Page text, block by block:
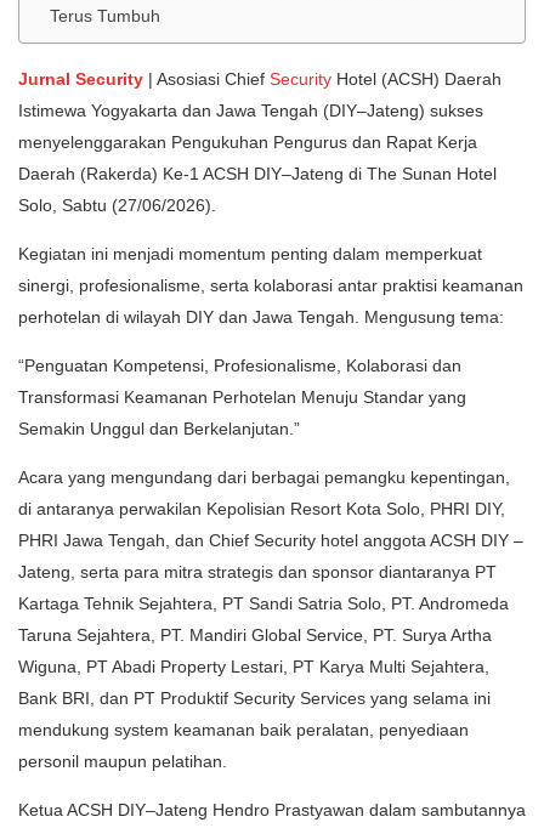
Terus Tumbuh
Jurnal Security | Asosiasi Chief Security Hotel (ACSH) Daerah
Istimewa Yogyakarta dan Jawa Tengah (DIY–Jateng) sukses
menyelenggarakan Pengukuhan Pengurus dan Rapat Kerja
Daerah (Rakerda) Ke-1 ACSH DIY–Jateng di The Sunan Hotel
Solo, Sabtu (27/06/2026).
Kegiatan ini menjadi momentum penting dalam memperkuat
sinergi, profesionalisme, serta kolaborasi antar praktisi keamanan
perhotelan di wilayah DIY dan Jawa Tengah. Mengusung tema:
“Penguatan Kompetensi, Profesionalisme, Kolaborasi dan
Transformasi Keamanan Perhotelan Menuju Standar yang
Semakin Unggul dan Berkelanjutan.”
Acara yang mengundang dari berbagai pemangku kepentingan,
di antaranya perwakilan Kepolisian Resort Kota Solo, PHRI DIY,
PHRI Jawa Tengah, dan Chief Security hotel anggota ACSH DIY –
Jateng, serta para mitra strategis dan sponsor diantaranya PT
Kartaga Tehnik Sejahtera, PT Sandi Satria Solo, PT. Andromeda
Taruna Sejahtera, PT. Mandiri Global Service, PT. Surya Artha
Wiguna, PT Abadi Property Lestari, PT Karya Multi Sejahtera,
Bank BRI, dan PT Produktif Security Services yang selama ini
mendukung system keamanan baik peralatan, penyediaan
personil maupun pelatihan.
Ketua ACSH DIY–Jateng Hendro Prastyawan dalam sambutannya